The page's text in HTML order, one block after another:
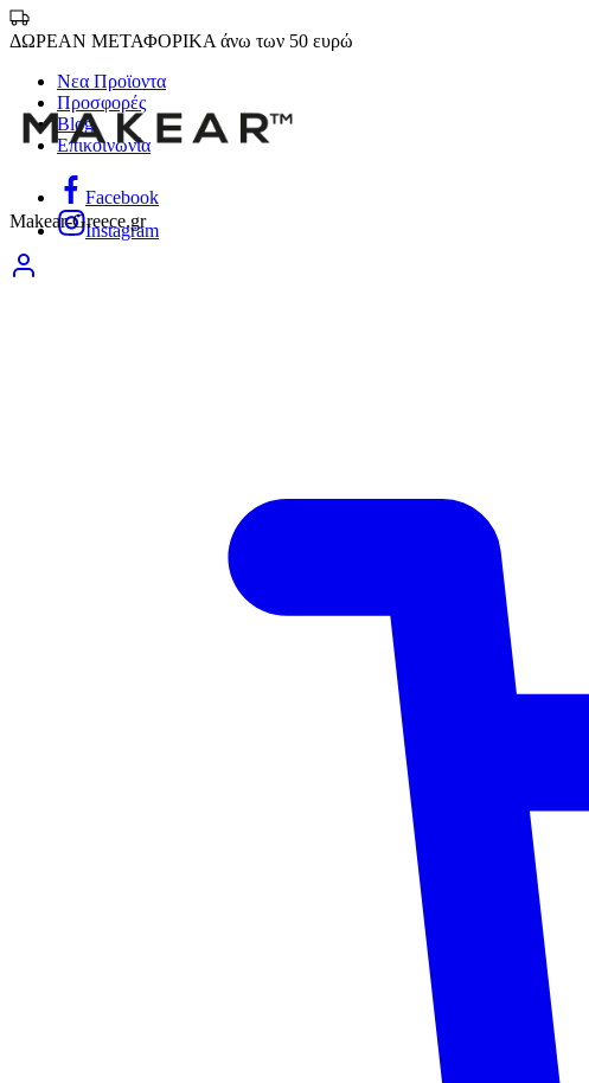
ΔΩΡΕΑΝ ΜΕΤΑΦΟΡΙΚΑ άνω των 50 ευρώ
Νεα Προϊοντα
Προσφορές
Blog
Επικοινωνία
Facebook
Instagram
Makear-Greece.gr